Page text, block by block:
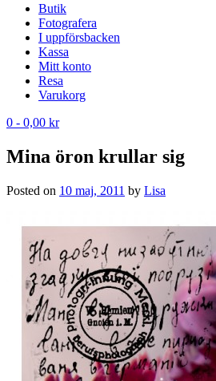
Butik
Fotografera
I uppförsbacken
Kassa
Mitt konto
Resa
Varukorg
0 - 0,00 kr
Mina öron krullar sig
Posted on 10 maj, 2011 by Lisa